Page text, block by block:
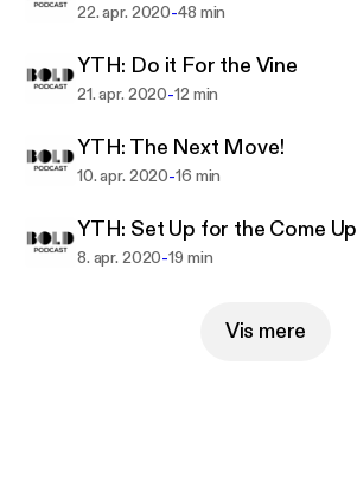
22. apr. 2020-48 min
YTH: Do it For the Vine
21. apr. 2020-12 min
YTH: The Next Move!
10. apr. 2020-16 min
YTH: Set Up for the Come Up
8. apr. 2020-19 min
Vis mere